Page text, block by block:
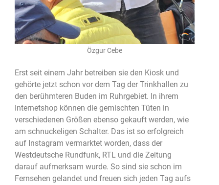
Özgur Cebe
Erst seit einem Jahr betreiben sie den Kiosk und
gehörte jetzt schon vor dem Tag der Trinkhallen zu
den berühmteren Buden im Ruhrgebiet. In ihrem
Internetshop können die gemischten Tüten in
verschiedenen Größen ebenso gekauft werden, wie
am schnuckeligen Schalter. Das ist so erfolgreich
auf Instagram vermarktet worden, dass der
Westdeutsche Rundfunk, RTL und die Zeitung
darauf aufmerksam wurde. So sind sie schon im
Fernsehen gelandet und freuen sich jeden Tag aufs